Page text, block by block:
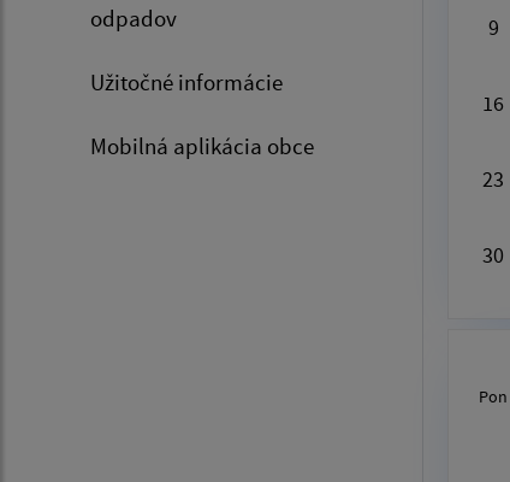
odpadov
Užitočné informácie
Mobilná aplikácia obce
9
16
23
30
Pon